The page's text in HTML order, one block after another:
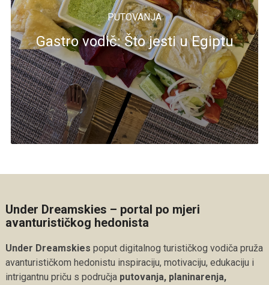
PUTOVANJA
Gastro vodič: Što jesti u Egiptu
Under Dreamskies – portal po mjeri
avanturističkog hedonista
Under Dreamskies poput digitalnog turističkog vodiča pruža
avanturističkom hedonistu inspiraciju, motivaciju, edukaciju i
intrigantnu priču s područja putovanja, planinarenja,